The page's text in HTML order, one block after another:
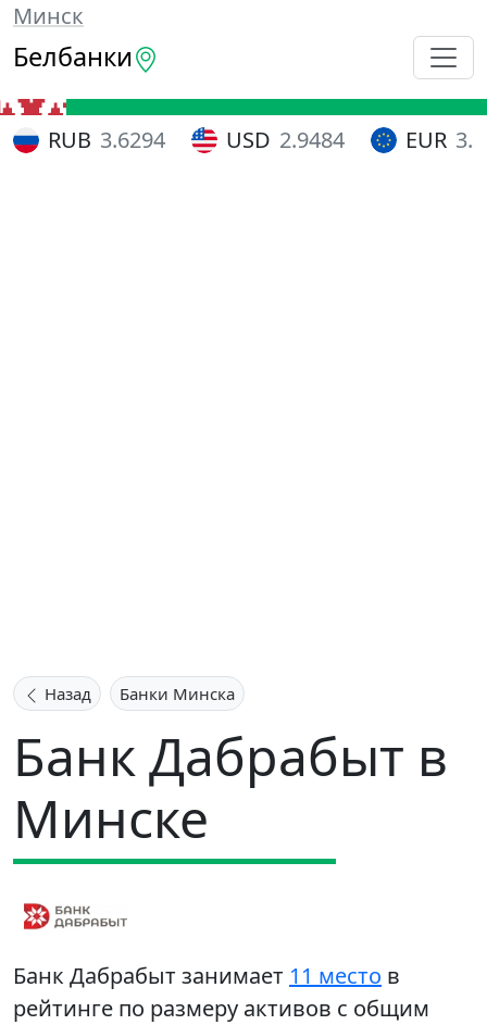
Минск
Белбанки
RUB 3.6294 USD 2.9484 EUR
Назад Банки Минска
Банк Дабрабыт в
Минске
Банк Дабрабыт занимает 11 место в
рейтинге по размеру активов с общим